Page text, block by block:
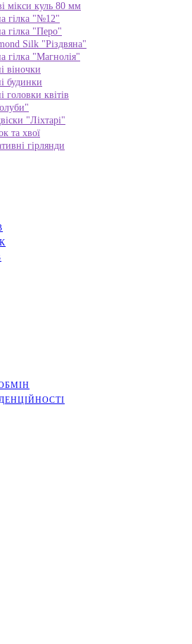
мікси куль 80 мм
гілка "№12"
гілка "Перо"
Silk "Різдвяна"
гілка "Магнолія"
віночки
будинки
головки квітів
"Ліхтарі"
та хвої
гірлянди